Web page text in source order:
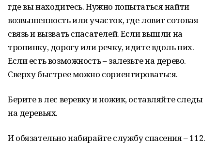
где вы находитесь. Нужно попытаться найти
возвышенность или участок, где ловит сотовая
связь и вызвать спасателей. Если вышли на
тропинку, дорогу или речку, идите вдоль них.
Если есть возможность – залезьте на дерево.
Сверху быстрее можно сориентироваться.
Берите в лес веревку и ножик, оставляйте следы
на деревьях.
И обязательно набирайте службу спасения – 112.